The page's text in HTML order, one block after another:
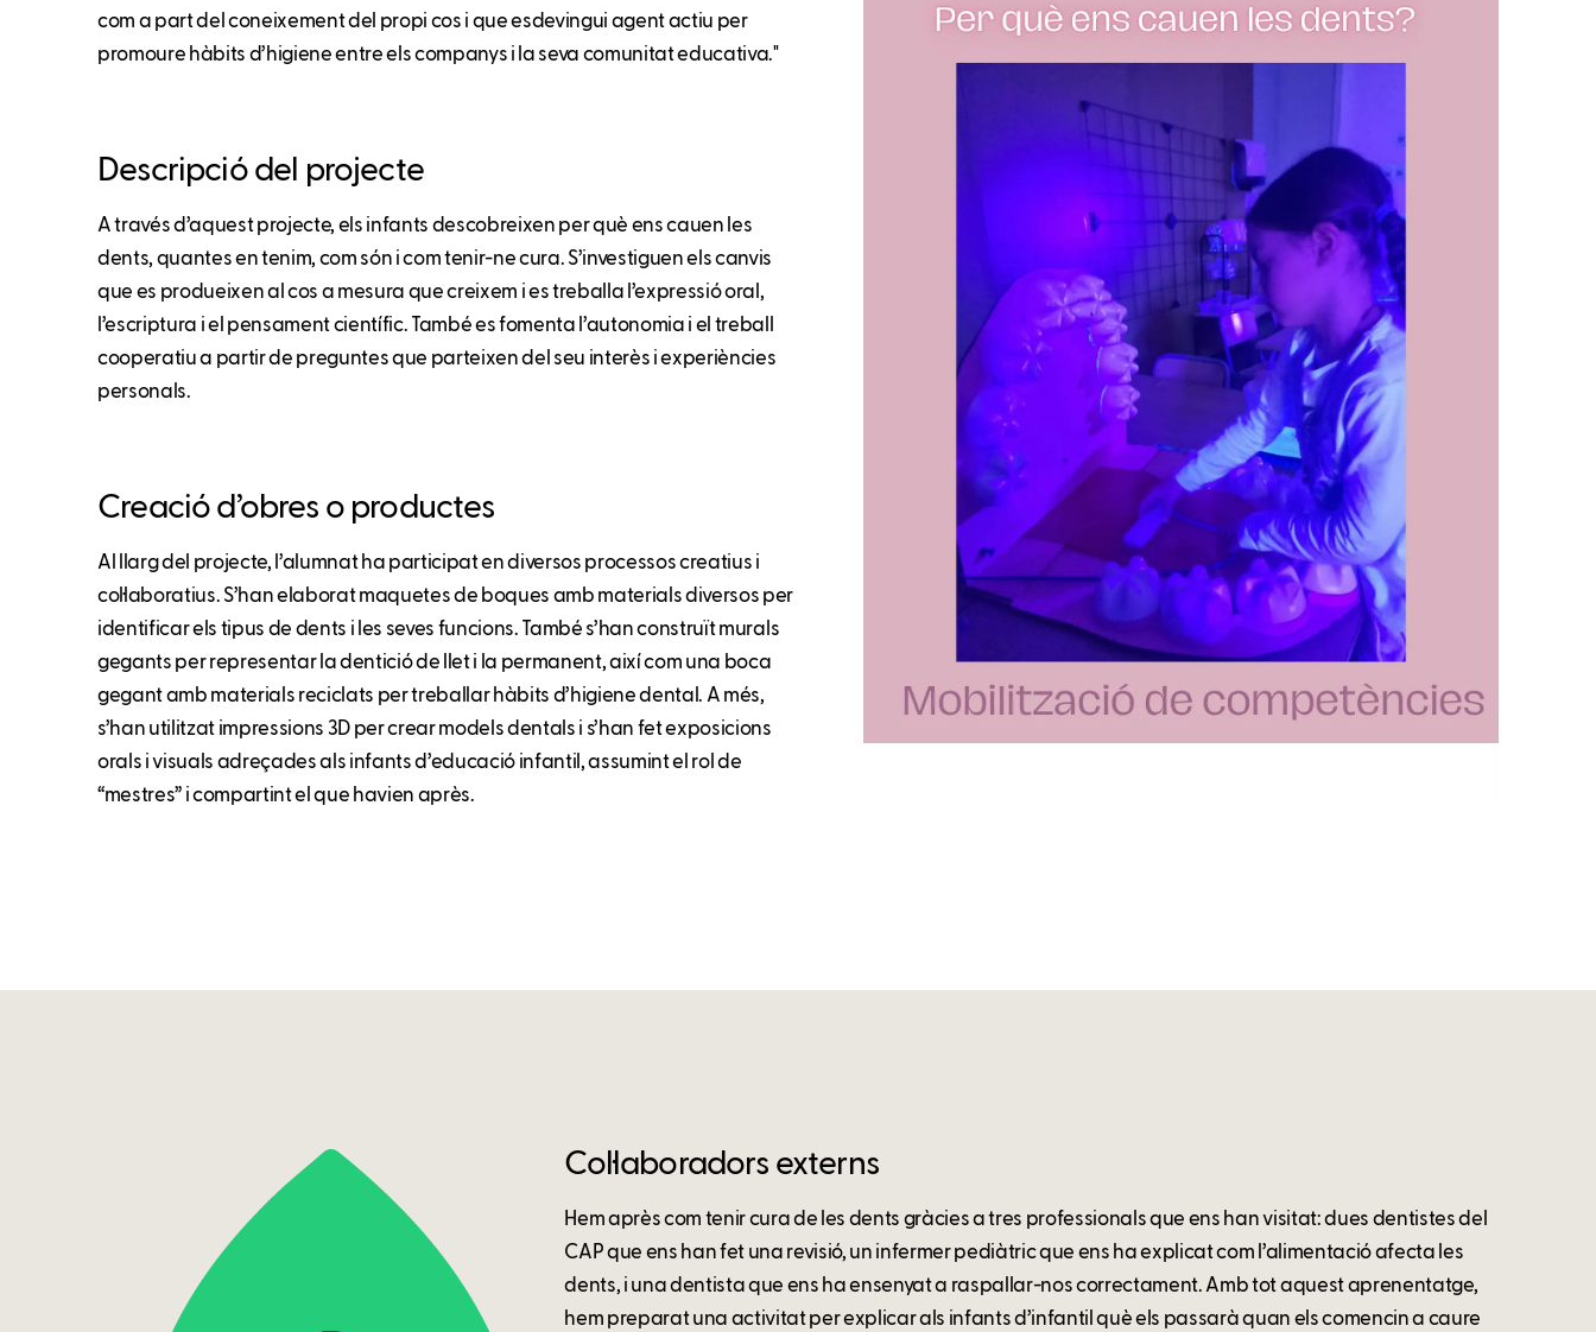
com a part del coneixement del propi cos i que esdevingui agent actiu per
promoure hàbits d’higiene entre els companys i la seva comunitat educativa."
Descripció del projecte
A través d’aquest projecte, els infants descobreixen per què ens cauen les
dents, quantes en tenim, com són i com tenir-ne cura. S’investiguen els canvis
que es produeixen al cos a mesura que creixem i es treballa l’expressió oral,
l’escriptura i el pensament científic. També es fomenta l’autonomia i el treball
cooperatiu a partir de preguntes que parteixen del seu interès i experiències
personals.
Creació d’obres o productes
Al llarg del projecte, l’alumnat ha participat en diversos processos creatius i
col·laboratius. S’han elaborat maquetes de boques amb materials diversos per
identificar els tipus de dents i les seves funcions. També s’han construït murals
gegants per representar la dentició de llet i la permanent, així com una boca
gegant amb materials reciclats per treballar hàbits d’higiene dental. A més,
s’han utilitzat impressions 3D per crear models dentals i s’han fet exposicions
orals i visuals adreçades als infants d’educació infantil, assumint el rol de
“mestres” i compartint el que havien après.
Col·laboradors externs
Hem après com tenir cura de les dents gràcies a tres professionals que ens han visitat: dues dentistes del
CAP que ens han fet una revisió, un infermer pediàtric que ens ha explicat com l’alimentació afecta les
dents, i una dentista que ens ha ensenyat a raspallar-nos correctament. Amb tot aquest aprenentatge,
hem preparat una activitat per explicar als infants d’infantil què els passarà quan els comencin a caure